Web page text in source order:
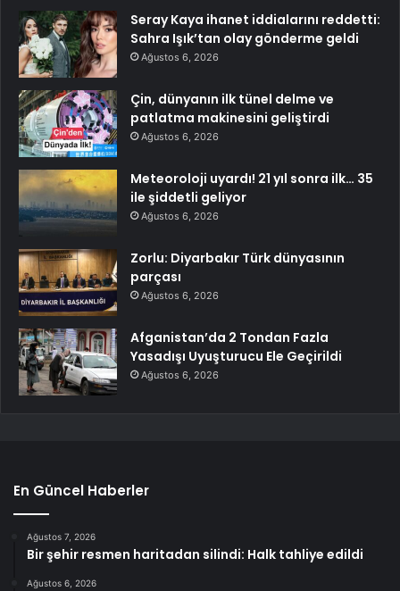
Seray Kaya ihanet iddialarını reddetti:
Sahra Işık’tan olay gönderme geldi
Ağustos 6, 2026
Çin, dünyanın ilk tünel delme ve
patlatma makinesini geliştirdi
Ağustos 6, 2026
Meteoroloji uyardı! 21 yıl sonra ilk… 35
ile şiddetli geliyor
Ağustos 6, 2026
Zorlu: Diyarbakır Türk dünyasının
parçası
Ağustos 6, 2026
Afganistan’da 2 Tondan Fazla
Yasadışı Uyuşturucu Ele Geçirildi
Ağustos 6, 2026
En Güncel Haberler
Ağustos 7, 2026
Bir şehir resmen haritadan silindi: Halk tahliye edildi
Ağustos 6, 2026